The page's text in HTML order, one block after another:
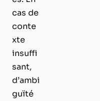
cas de
conte
xte
insuffi
sant,
d’ambi
guïté